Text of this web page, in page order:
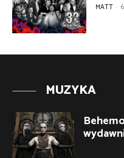
MATT -
MUZYKA